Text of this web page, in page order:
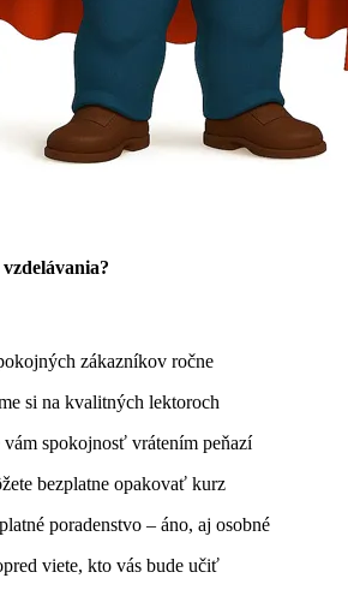
zákazníkov ročne
si na kvalitných lektoroch
vám spokojnosť vrátením peňazí
bezplatne opakovať kurz
poradenstvo – áno, aj osobné
viete, kto vás bude učiť